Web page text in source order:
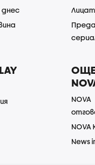
днес
NOVA
NOVA
News